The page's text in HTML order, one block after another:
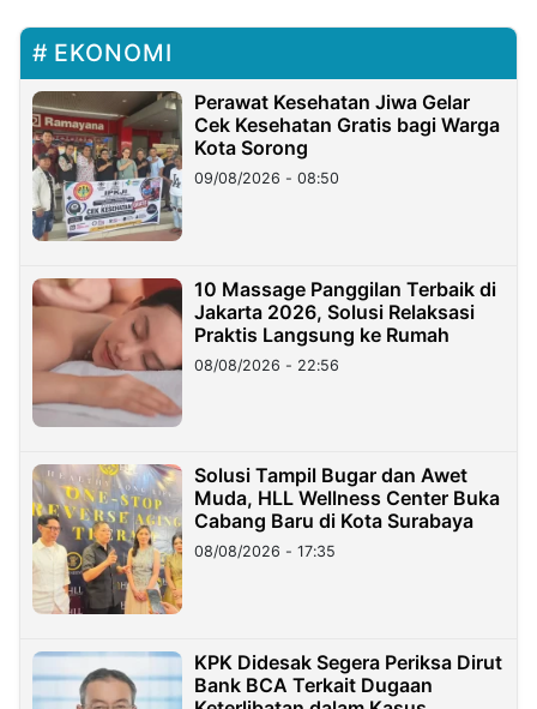
EKONOMI
Perawat Kesehatan Jiwa Gelar
Cek Kesehatan Gratis bagi Warga
Kota Sorong
09/08/2026 - 08:50
10 Massage Panggilan Terbaik di
Jakarta 2026, Solusi Relaksasi
Praktis Langsung ke Rumah
08/08/2026 - 22:56
Solusi Tampil Bugar dan Awet
Muda, HLL Wellness Center Buka
Cabang Baru di Kota Surabaya
08/08/2026 - 17:35
KPK Didesak Segera Periksa Dirut
Bank BCA Terkait Dugaan